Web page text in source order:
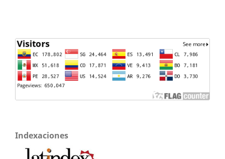
Indexaciones